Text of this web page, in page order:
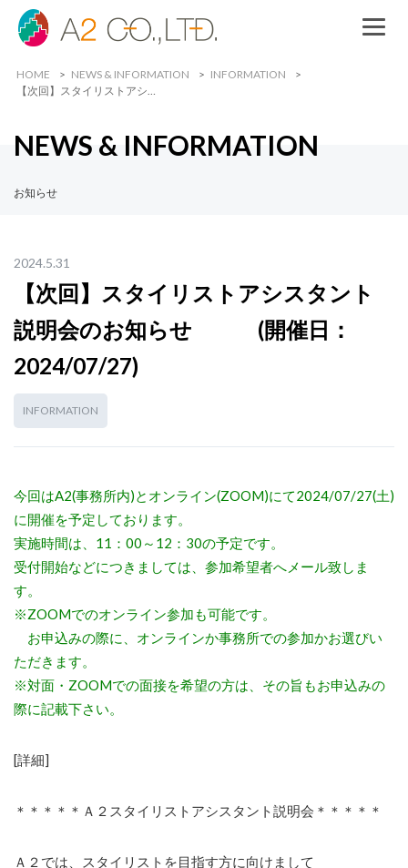
HOME NEWS & INFORMATION
INFORMATION
【次回】スタイリストアシ…
NEWS & INFORMATION
お知らせ
2024.5.31
【次回】スタイリストアシスタント
説明会のお知らせ (開催日：
2024/07/27)
INFORMATION
今回はA2(事務所内)とオンライン(ZOOM)にて2024/07/27(土)
に開催を予定しております。
実施時間は、11：00～12：30の予定です。
受付開始などにつきましては、参加希望者へメール致しま
す。
※ZOOMでのオンライン参加も可能です。
お申込みの際に、オンラインか事務所での参加かお選びい
ただきます。
※対面・ZOOMでの面接を希望の方は、その旨もお申込みの
際に記載下さい。
[詳細]
＊＊＊＊＊Ａ２スタイリストアシスタント説明会＊＊＊＊＊
Ａ２では、スタイリストを目指す方に向けまして